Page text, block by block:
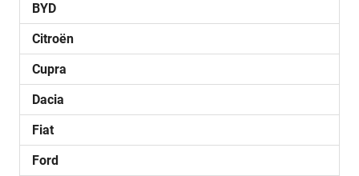
BYD
Citroën
Cupra
Dacia
Fiat
Ford